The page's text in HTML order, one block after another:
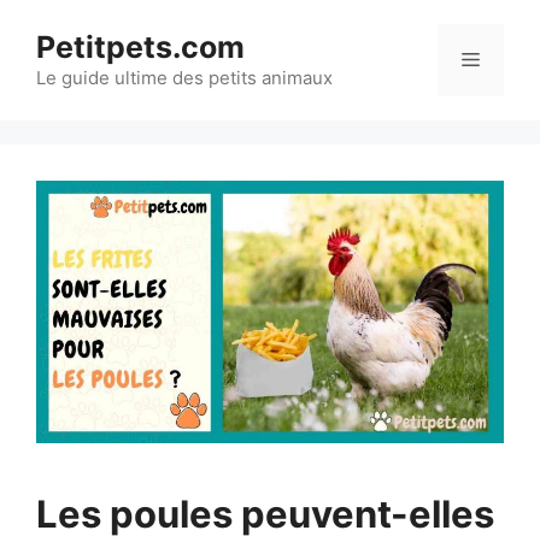
contenu
Petitpets.com
Le guide ultime des petits animaux
Menu
Les poules peuvent-elles